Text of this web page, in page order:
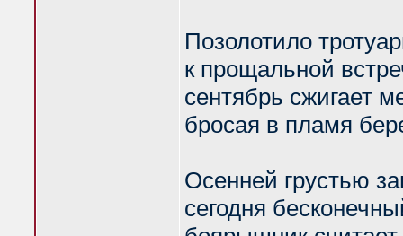
Позолотило
к прощальной
сентябрь сжигает
бросая в пламя
Осенней грустью
сегодня